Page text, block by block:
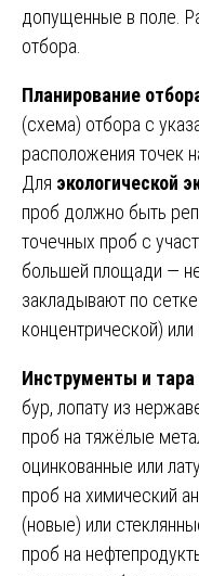
допущенные в поле.
отбора.
Планирование
(схема) отбора с
расположения точек
Для экологической
проб должно быть
точечных проб с
большей площади —
закладывают по
концентрической) или
Инструменты и тара
бур, лопату из
проб на тяжёлые
оцинкованные или
проб на химический
(новые) или
проб на